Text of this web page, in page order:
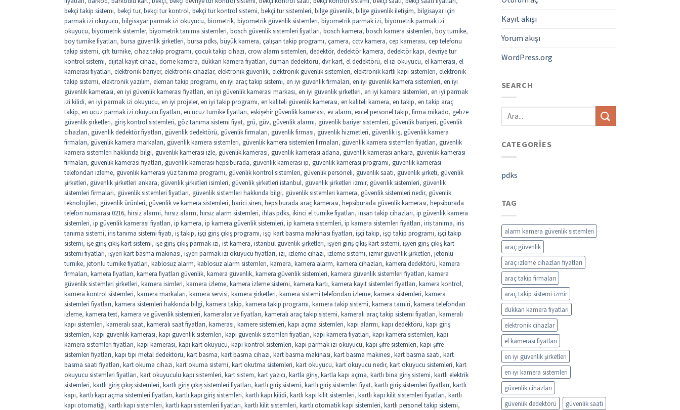
bekçi takip sistemi, bekçi tur, bekçi tur kontrol, bekçi tur kontrol sistemi, bekçi tur sistemleri, bilge güvenlik, bilge güvenlik iletişim, bilgisayar için
parmak izi okuyucu, bilgisayar parmak izi okuyucu, biometrik, biyometrik güvenlik sistemleri, biyometrik parmak izi, biyometrik parmak izi
okuyucu, biyometrik sistemler, biyometrik tanıma sistemleri, bosch güvenlik sistemleri fiyatları, bosch kamera, bosch kamera sistemleri, boy turnike,
boy turnike fiyatları, bursa güvenlik şirketleri, bursa pdks, büyük kamera, çalışan takip programı, çamera, cctv kamera, cep kamerası, cep telefonu
takip sistemi, çift turnike, cihaz takip programı, çocuk takip cihazı, crow alarm sistemleri, dedektör, dedektör kamera, dedektör kapı, devriye tur
kontrol sistemi, dijital kayıt cihazı, dome kamera, dükkan kamera fiyatları, duman dedektörü, dvr kart, el dedektörü, el izi okuyucu, el kamerası, el
kamerası fiyatları, elektronik bariyer, elektronik cihazlar, elektronik güvenlik, elektronik güvenlik sistemleri, elektronik kartlı kapı sistemleri, elektronik
takip sistemi, elektronik yazılım, eleman takip programı, en iyi araç takip sistemi, en iyi güvenlik firmaları, en iyi güvenlik kamera sistemleri, en iyi
güvenlik kamerası, en iyi güvenlik kamerası fiyatları, en iyi güvenlik kamerası markası, en iyi güvenlik şirketleri, en iyi kamera sistemleri, en iyi parmak
izi kilidi, en iyi parmak izi okuyucu, en iyi projeler, en iyi takip programı, en kaliteli güvenlik kamerası, en kaliteli kamera, en takip, en takip araç
takip, en ucuz parmak izi okuyucu fiyatları, en ucuz turnike fiyatları, eskişehir güvenlik kamerası, ev alarm, excel personel takip, firma mikado, gebze
güvenlik şirketleri, giriş kontrol sistemleri, göz tanıma sistemi fiyat, grü, güv, güvenlik alarmı, güvenlik bariyer sistemleri, güvenlik bariyeri, güvenlik
cihazları, güvenlik dedektör fiyatları, güvenlik dedektörü, güvenlik firmaları, güvenlik firması, güvenlik hizmetleri, güvenlik iş, güvenlik kamera
firmaları, güvenlik kamera markaları, güvenlik kamera sistemleri, güvenlik kamera sistemleri firmaları, güvenlik kamera sistemleri fiyatları, güvenlik
kamera sistemleri hakkında bilgi, guvenlik kamerasi izle, güvenlik kamerası, güvenlik kamerası adana, güvenlik kamerası ankara, güvenlik kamerası
firmaları, güvenlik kamerası fiyatları, güvenlik kamerası hepsiburada, güvenlik kamerası ip, güvenlik kamerası programı, güvenlik kamerası
telefondan izleme, güvenlik kamerası yüz tanıma programı, güvenlik kontrol sistemleri, güvenlik personeli, güvenlik saati, güvenlik şirketi, güvenlik
şirketleri, güvenlik şirketleri ankara, güvenlik şirketleri isimleri, güvenlik şirketleri istanbul, güvenlik şirketleri izmir, güvenlik sistemleri, güvenlik
sistemleri firmaları, güvenlik sistemleri fiyatları, güvenlik sistemleri hakkında bilgi, güvenlik sistemleri kamera, güvenlik sistemleri nedir, güvenlik
teknolojileri, güvenlik ürünleri, güvenlik ve kamera sistemleri, harici siren, hepsiburada araç kamerası, hepsiburada güvenlik kamerası, hepsiburada
telefon numarası 0216, hirsiz alarmi, hırsız alarm, hırsız alarm sistemleri, ihlas pdks, ikinci el turnike fiyatları, insan takip cihazları, ip güvenlik kamera
sistemleri, ip güvenlik kamerası fiyatları, ip kamera, ip kamera güvenlik sistemleri, ip kamera sistemleri, ip kamera sistemleri fiyatları, iris tanıma, iris
tanıma sistemi, iris tanıma sistemi fiyatı, iş takip, işçi giriş çıkış programı, işçi kart basma makinası fiyatları, işçi takip, işçi takip programı, işçi takip
sistemi, işe giriş çıkış kart sistemi, işe giriş çıkış parmak izi, ist kamera, istanbul güvenlik şirketleri, işyeri giriş çıkış kart sistemi, işyeri giriş çıkış kart
sistemi fiyatları, işyeri kart basma makinası, işyeri parmak izi okuyucu fiyatları, izi, izleme cihazı, izleme sistemi, izmir güvenlik şirketleri, jetonlu
turnike, jetonlu turnike fiyatları, kablosuz alarm, kablosuz alarm sistemleri, kamera, kamera alarm, kamera cihazları, kamera dedektörü, kamera
firmaları, kamera fiyatları, kamera fiyatları güvenlik, kamera güvenlik, kamera güvenlik sistemleri, kamera güvenlik sistemleri fiyatları, kamera
güvenlik sistemleri şirketleri, kamera isimleri, kamera izleme, kamera izleme sistemi, kamera kartı, kamera kayıt sistemleri fiyatları, kamera kontrol,
kamera kontrol sistemleri, kamera markaları, kamera servisi, kamera şirketleri, kamera sistemi telefondan izleme, kamera sistemleri, kamera
sistemleri fiyatları, kamera sistemleri hakkında bilgi, kamera takip, kamera takip programı, kamera takip sistemi, kamera tamiri, kamera telefondan
izleme, kamera test, kamera ve güvenlik sistemleri, kameralar ve fiyatları, kameralı araç takip sistemi, kameralı araç takip sistemi fiyatları, kameralı
kapı sistemleri, kameralı saat, kameralı saat fiyatları, kamerası, kamere sistemleri, kapı açma sistemleri, kapı alarmı, kapı dedektörü, kapı giriş
sistemleri, kapı güvenlik kamerası, kapı güvenlik sistemleri, kapı güvenlik sistemleri fiyatları, kapı kamera fiyatları, kapı kamera sistemleri, kapı
kamera sistemleri fiyatları, kapı kamerası, kapı kart okuyucu, kapı kontrol sistemleri, kapı parmak izi okuyucu, kapı şifre sistemleri, kapı şifre
sistemleri fiyatları, kapı tipi metal dedektörü, kart basma, kart basma cihazı, kart basma makinası, kart basma makinesi, kart basma saati, kart
basma saati fiyatları, kart okuma cihazı, kart okuma sistemi, kart okutma sistemleri, kart okuyucu, kart okuyucu nedir, kart okuyucu sistemleri, kart
okuyucu sistemleri fiyatları, kart okuyuculu kapı sistemleri, kart sistem, kart yazıcı, kartla giriş, kartla kapı açma, kartlı bina giriş sistemi, kartlı elektrik
sistemleri, kartlı giriş çıkış sistemleri, kartlı giriş çıkış sistemleri fiyatları, kartlı giriş sistemi, kartlı giriş sistemleri fiyat, kartlı giriş sistemleri fiyatları, kartlı
kapı, kartlı kapı açma sistemleri fiyatları, kartlı kapı giriş sistemleri, kartlı kapı kilidi, kartlı kapı kilit sistemleri, kartlı kapı kilit sistemleri fiyatları, kartlı
kapı otomatiği, kartlı kapı sistemleri, kartlı kapı sistemleri fiyatları, kartlı kilit sistemleri, kartlı otomatik kapı sistemleri, kartlı personel takip sistemi,
Kayıt akışı
Yorum akışı
WordPress.org
SEARCH
CATEGORIES
pdks
TAG
alarm kamera güvenlik sistemleri
araç güvenlik
araç izleme cihazları fiyatları
araç takip firmaları
araç takip sistemi izmir
dükkan kamera fiyatları
elektronik cihazlar
el kamerası fiyatları
en iyi güvenlik şirketleri
en iyi kamera sistemleri
güvenlik cihazları
güvenlik dedektörü
güvenlik saati